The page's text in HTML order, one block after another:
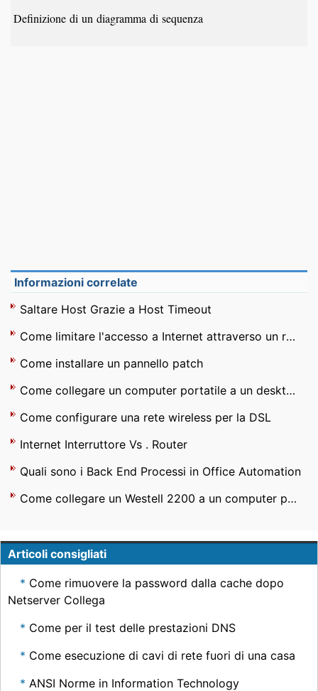
Definizione di un diagramma di sequenza
Informazioni correlate
Saltare Host Grazie a Host Timeout
Come limitare l'accesso a Internet attraverso un router
Come installare un pannello patch
Come collegare un computer portatile a un desktop con un router
Come configurare una rete wireless per la DSL
Internet Interruttore Vs . Router
Quali sono i Back End Processi in Office Automation
Come collegare un Westell 2200 a un computer portatile senza fili
Articoli consigliati
Come rimuovere la password dalla cache dopo
Netserver Collega
Come per il test delle prestazioni DNS
Come esecuzione di cavi di rete fuori di una casa
ANSI Norme in Information Technology